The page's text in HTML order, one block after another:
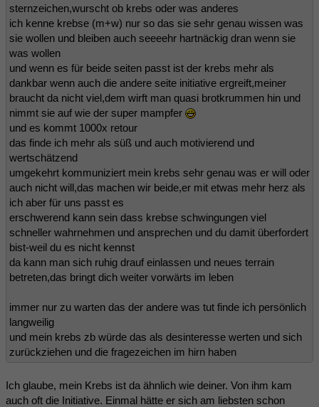
sternzeichen,wurscht ob krebs oder was anderes
ich kenne krebse (m+w) nur so das sie sehr genau wissen was
sie wollen und bleiben auch seeeehr hartnäckig dran wenn sie
was wollen
und wenn es für beide seiten passt ist der krebs mehr als
dankbar wenn auch die andere seite initiative ergreift,meiner
braucht da nicht viel,dem wirft man quasi brotkrummen hin und
nimmt sie auf wie der super mampfer
und es kommt 1000x retour
das finde ich mehr als süß und auch motivierend und
wertschätzend
umgekehrt kommuniziert mein krebs sehr genau was er will oder
auch nicht will,das machen wir beide,er mit etwas mehr herz als
ich aber für uns passt es
erschwerend kann sein dass krebse schwingungen viel
schneller wahrnehmen und ansprechen und du damit überfordert
bist-weil du es nicht kennst
da kann man sich ruhig drauf einlassen und neues terrain
betreten,das bringt dich weiter vorwärts im leben
immer nur zu warten das der andere was tut finde ich persönlich
langweilig
und mein krebs zb würde das als desinteresse werten und sich
zurückziehen und die fragezeichen im hirn haben
Ich glaube, mein Krebs ist da ähnlich wie deiner. Von ihm kam
auch oft die Initiative. Einmal hätte er sich am liebsten schon